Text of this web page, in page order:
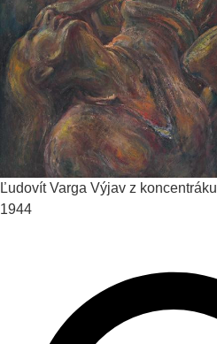
Ľudovít Varga Výjav z koncentráku
1944